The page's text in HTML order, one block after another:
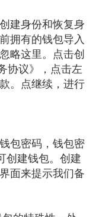
建身份和恢复身
拥有的钱包导入
略这里。点击创
协议》，点击左
。点继续，进行
包密码，钱包密
创建钱包。创建
面来提示我们备